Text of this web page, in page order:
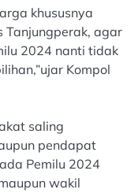
khususnya
Tanjungperak, agar
2024 nanti tidak
Kompol
saling
pendapat
Pemilu 2024
wakil